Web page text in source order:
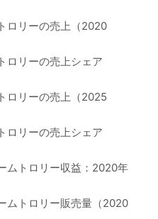
ロリーの売上（2020
ロリーの売上シェア
ロリーの売上（2025
ロリーの売上シェア
ムトロリー収益：2020年
ムトロリー販売量（2020